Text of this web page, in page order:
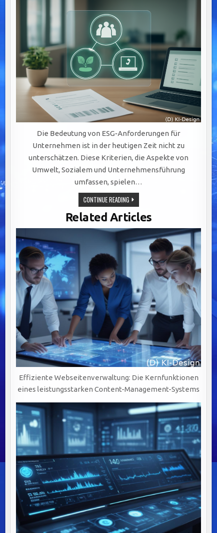
Die Bedeutung von ESG-Anforderungen für
Unternehmen ist in der heutigen Zeit nicht zu
unterschätzen. Diese Kriterien, die Aspekte von
Umwelt, Sozialem und Unternehmensführung
umfassen, spielen…
CONTINUE READINGCMS
FÜR
ESG-
ANFORDERUNGEN
–
MIT
CHECKLISTE
ZUM
DOWNLOAD
Related Articles
Effiziente Webseitenverwaltung: Die Kernfunktionen
eines leistungsstarken Content-Management-Systems